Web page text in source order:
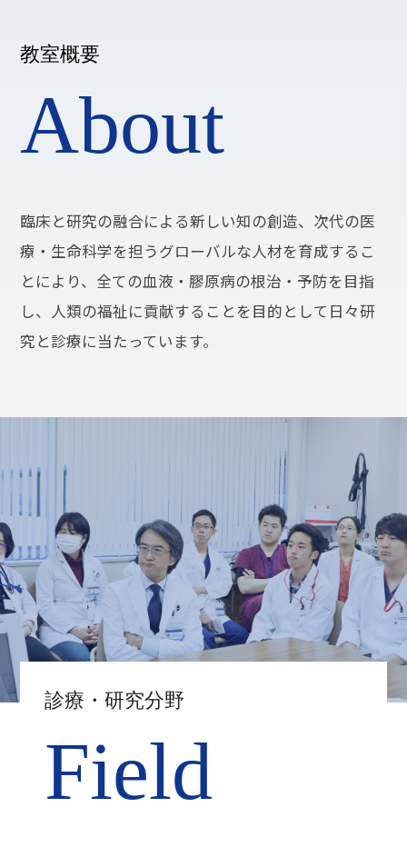
教室概要
About
臨床と研究の融合による新しい知の創造、次代の医
療・生命科学を担うグローバルな人材を育成するこ
とにより、全ての血液・膠原病の根治・予防を目指
し、人類の福祉に貢献することを目的として日々研
究と診療に当たっています。
診療・研究分野
Field